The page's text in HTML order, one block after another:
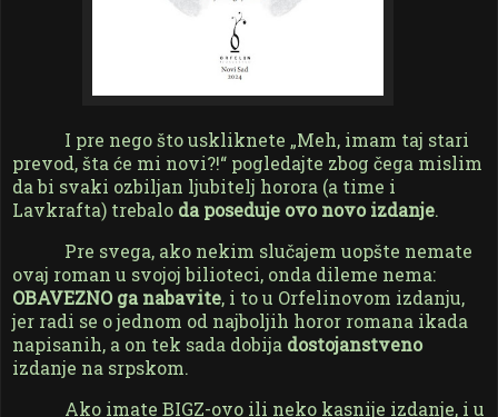
I pre nego što uskliknete „Meh, imam taj stari
prevod, šta će mi novi?!“ pogledajte zbog čega mislim
da bi svaki ozbiljan ljubitelj horora (a time i
Lavkrafta) trebalo da poseduje ovo novo izdanje.
Pre svega, ako nekim slučajem uopšte nemate
ovaj roman u svojoj bilioteci, onda dileme nema:
OBAVEZNO ga nabavite, i to u Orfelinovom izdanju,
jer radi se o jednom od najboljih horor romana ikada
napisanih, a on tek sada dobija dostojanstveno
izdanje na srpskom.
Ako imate BIGZ-ovo ili neko kasnije izdanje, i u